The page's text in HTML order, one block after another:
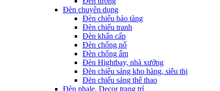
Đèn chuyên dụng
Đèn chiếu bảo tàng
Đèn chiếu tranh
Đèn khẩn cấp
Đèn chống nổ
Đèn chống ẩm
Đèn Hightbay, nhà xưởng
Đèn chiếu sáng kho hàng, siêu thị
Đèn chiếu sáng thể thao
Đèn phale, Decor trang trí